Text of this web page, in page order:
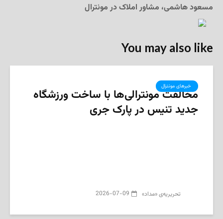
مسعود هاشمی، مشاور املاک در مونترال
You may also like
‌ خبرهای مونترال
مخالفت مونترالی‌ها با ساخت ورزشگاه
جدید تنیس در پارک جری
تحریریه‌ی «مداد» 2026-07-09